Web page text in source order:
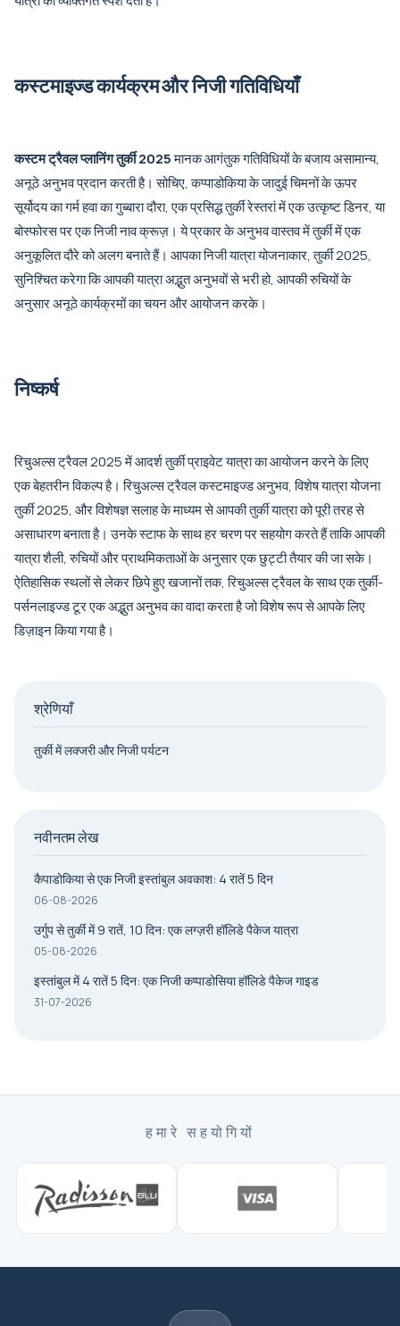
कस्टमाइज्ड कार्यक्रम और निजी गतिविधियाँ
कस्टम ट्रैवल प्लानिंग तुर्की 2025मानक आगंतुक गतिविधियों के बजाय असामान्य,
अनूठे अनुभव प्रदान करती है। सोचिए, कप्पाडोकिया के जादुई चिमनों के ऊपर
सूर्योदय का गर्म हवा का गुब्बारा दौरा, एक प्रसिद्ध तुर्की रेस्तरां में एक उत्कृष्ट डिनर, या
बोस्फोरस पर एक निजी नाव क्रूज़। ये प्रकार के अनुभव वास्तव में तुर्की में एक
अनुकूलित दौरे को अलग बनाते हैं। आपका निजी यात्रा योजनाकार, तुर्की 2025,
सुनिश्चित करेगा कि आपकी यात्रा अद्भुत अनुभवों से भरी हो, आपकी रुचियों के
अनुसार अनूठे कार्यक्रमों का चयन और आयोजन करके।
निष्कर्ष
रिचुअल्स ट्रैवल 2025 में आदर्श तुर्की प्राइवेट यात्रा का आयोजन करने के लिए
एक बेहतरीन विकल्प है। रिचुअल्स ट्रैवल कस्टमाइज्ड अनुभव, विशेष यात्रा योजना
तुर्की 2025, और विशेषज्ञ सलाह के माध्यम से आपकी तुर्की यात्रा को पूरी तरह से
असाधारण बनाता है। उनके स्टाफ के साथ हर चरण पर सहयोग करते हैं ताकि आपकी
यात्रा शैली, रुचियों और प्राथमिकताओं के अनुसार एक छुट्टी तैयार की जा सके।
ऐतिहासिक स्थलों से लेकर छिपे हुए खजानों तक, रिचुअल्स ट्रैवल के साथ एक तुर्की-
पर्सनलाइज्ड टूर एक अद्भुत अनुभव का वादा करता है जो विशेष रूप से आपके लिए
डिज़ाइन किया गया है।
श्रेणियाँ
तुर्की में लक्जरी और निजी पर्यटन
नवीनतम लेख
कैपाडोकिया से एक निजी इस्तांबुल अवकाश: 4 रातें 5 दिन
06-08-2026
उर्गुप से तुर्की में 9 रातें, 10 दिन: एक लग्ज़री हॉलिडे पैकेज यात्रा
05-08-2026
इस्तांबुल में 4 रातें 5 दिन: एक निजी कप्पाडोसिया हॉलिडे पैकेज गाइड
31-07-2026
हमारे सहयोगियों